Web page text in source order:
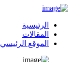
الرئيسية
المقالات
الموقع الرئيسي